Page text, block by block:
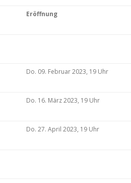
Eröffnung
Do. 09. Februar 2023, 19 Uhr
Do. 16. März 2023, 19 Uhr
Do. 27. April 2023, 19 Uhr